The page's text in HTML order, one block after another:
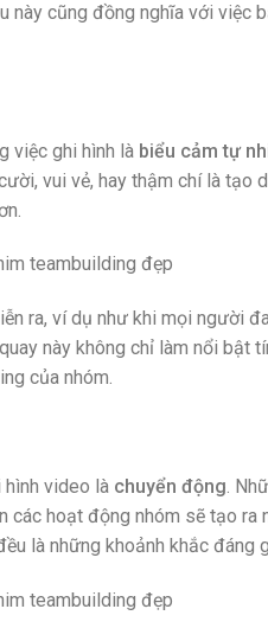
cũng đồng nghĩa với việc
việc ghi hình là biểu cảm tự
vui vẻ, hay thậm chí là tạo
ra, ví dụ như khi mọi người
này không chỉ làm nổi bật
của nhóm.
hình video là chuyển động .
các hoạt động nhóm sẽ tạo
là những khoảnh khắc đáng